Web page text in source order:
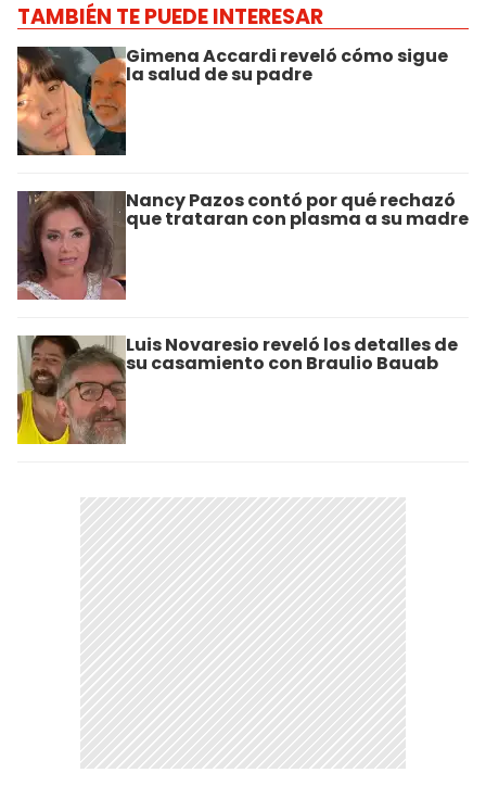
TAMBIÉN TE PUEDE INTERESAR
Gimena Accardi reveló cómo sigue
la salud de su padre
Nancy Pazos contó por qué rechazó
que trataran con plasma a su madre
Luis Novaresio reveló los detalles de
su casamiento con Braulio Bauab